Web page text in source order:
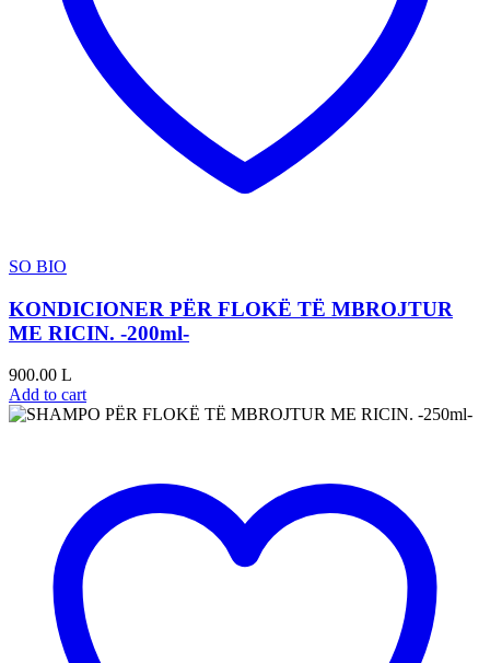
SO BIO
KONDICIONER PËR FLOKË TË MBROJTUR
ME RICIN. -200ml-
900.00 L
Add to cart